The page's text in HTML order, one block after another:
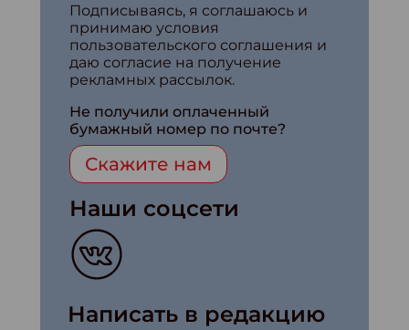
Подписываясь, я соглашаюсь и
принимаю условия
пользовательского соглашения и
даю согласие на получение
рекламных рассылок.
Не получили оплаченный
бумажный номер по почте?
Скажите нам
Наши соцсети
Написать в редакцию